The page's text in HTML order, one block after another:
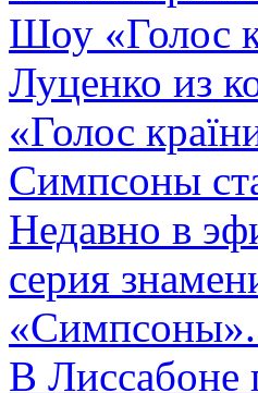
Шоу «Голос
Луценко из
«Голос
Симпсоны
Недавно в
серия
В Лиссабоне